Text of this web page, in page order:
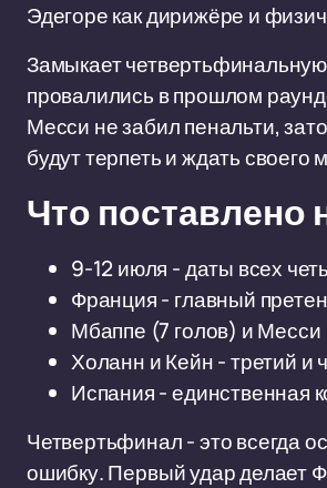
Эдегоре как дирижёре и
Замыкает
провалились в прошлом
Месси не забил пенальти,
будут терпеть и ждать
Что поставлено
9-12 июля - даты всех
Франция - главный
Мбаппе (7 голов) и Месси
Холанн и Кейн - третий и
Испания - единственная
Четвертьфинал - это всегда
ошибку. Первый удар делает